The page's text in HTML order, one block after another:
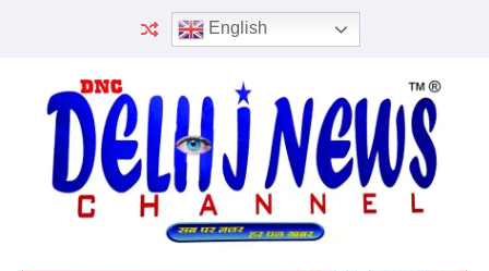
English